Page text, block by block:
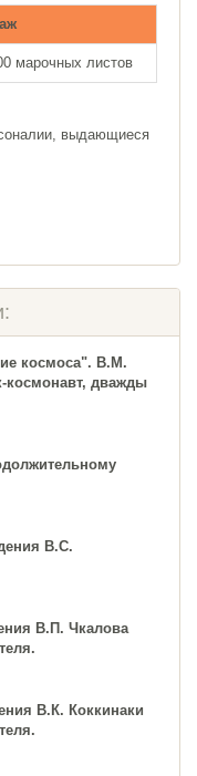
марочных листов
выдающиеся
космоса". В.М.
космонавт, дважды
В.С.
В.П. Чкалова
В.К. Коккинаки